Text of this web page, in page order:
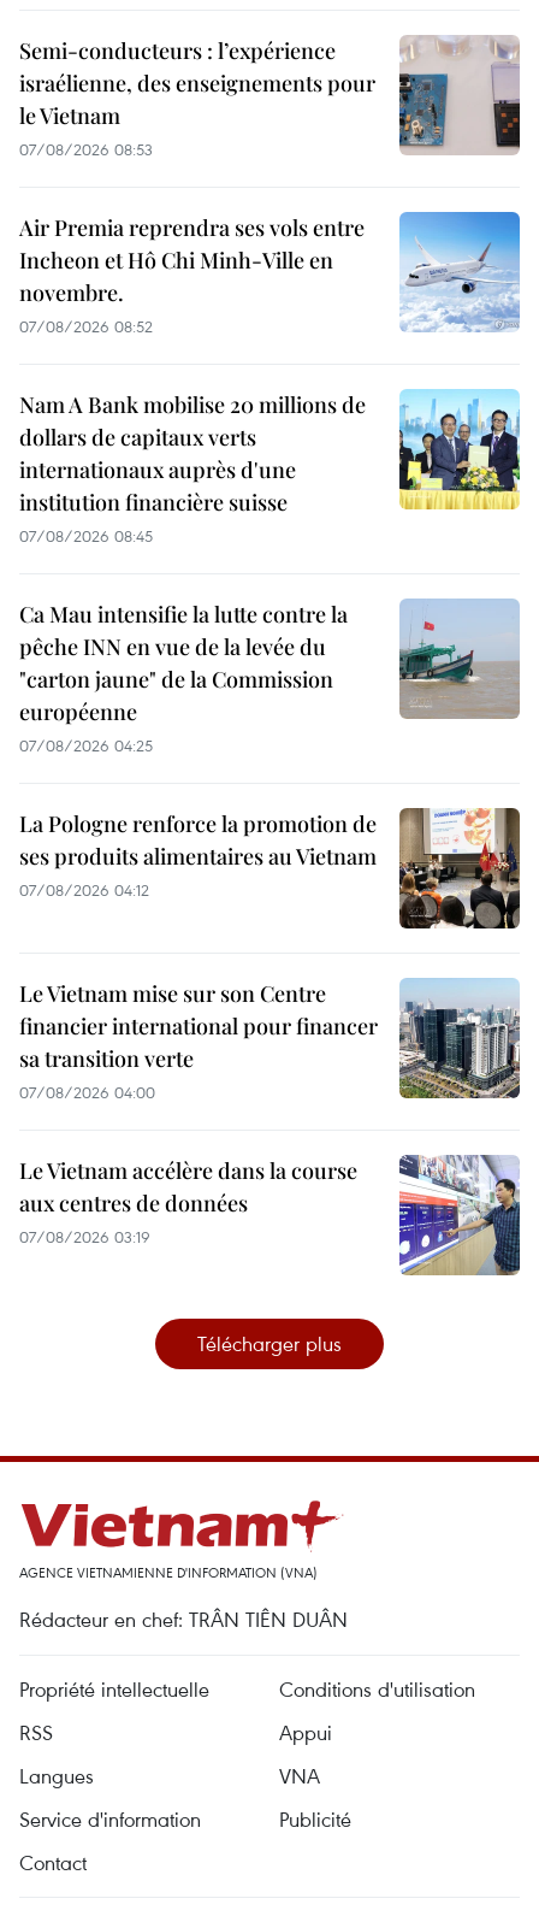
Semi-conducteurs : l’expérience
israélienne, des enseignements pour
le Vietnam
07/08/2026 08:53
Air Premia reprendra ses vols entre
Incheon et Hô Chi Minh-Ville en
novembre.
07/08/2026 08:52
Nam A Bank mobilise 20 millions de
dollars de capitaux verts
internationaux auprès d'une
institution financière suisse
07/08/2026 08:45
Ca Mau intensifie la lutte contre la
pêche INN en vue de la levée du
"carton jaune" de la Commission
européenne
07/08/2026 04:25
La Pologne renforce la promotion de
ses produits alimentaires au Vietnam
07/08/2026 04:12
Le Vietnam mise sur son Centre
financier international pour financer
sa transition verte
07/08/2026 04:00
Le Vietnam accélère dans la course
aux centres de données
07/08/2026 03:19
Télécharger plus
AGENCE VIETNAMIENNE D'INFORMATION (VNA)
Rédacteur en chef: TRÂN TIÊN DUÂN
Propriété intellectuelle
Conditions d'utilisation
RSS
Appui
Langues
VNA
Service d'information
Publicité
Contact